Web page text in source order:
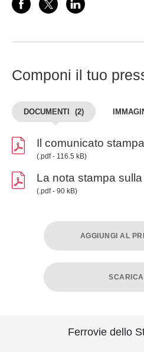
Componi il tuo
DOCUMENTI (2)
Il comunicato stampa
(.pdf - 116.5 kB)
La nota stampa
(.pdf - 90 kB)
AGGIUNGI AL
SCARICA
Ferrovie dello